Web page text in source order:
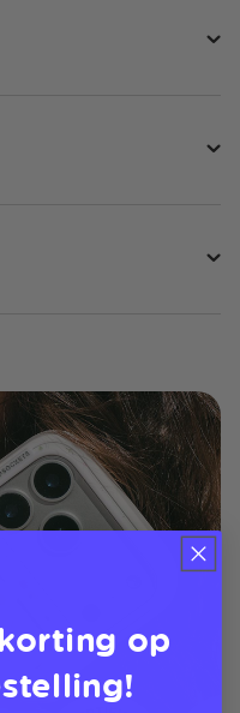
op